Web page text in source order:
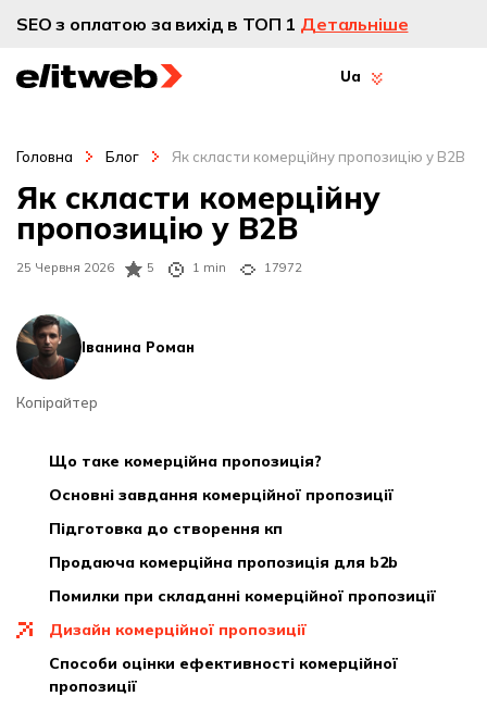
SEO з оплатою за вихід в ТОП 1 Детальніше
Ua
Головна Блог Як скласти комерційну пропозицію у B2B
25 Червня 2026 5 1 min 17972
Іванина Роман
Копірайтер
Як скласти комерційну
пропозицію у B2B
що таке комерційна пропозиція?
основні завдання комерційної пропозиції
підготовка до створення кп
продаюча комерційна пропозиція для b2b
помилки при складанні комерційної пропозиції
дизайн комерційної пропозиції
способи оцінки ефективності комерційної
пропозиції